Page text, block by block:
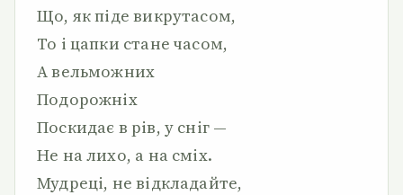
Що, як піде викрутасом,
То і цапки стане часом,
А вельможних
Подорожніх
Поскидає в рів, у сніг —
Не на лихо, а на сміх.
Мудреці, не відкладайте,